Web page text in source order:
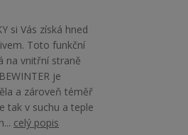
si Vás získá hned
Toto funkční
na vnitřní straně
je
a zároveň téměř
tak v suchu a teple
celý popis